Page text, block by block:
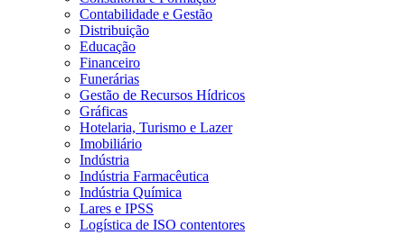
Contabilidade e Gestão
Distribuição
Educação
Financeiro
Funerárias
Gestão de Recursos Hídricos
Gráficas
Hotelaria, Turismo e Lazer
Imobiliário
Indústria
Indústria Farmacêutica
Indústria Química
Lares e IPSS
Logística de ISO contentores